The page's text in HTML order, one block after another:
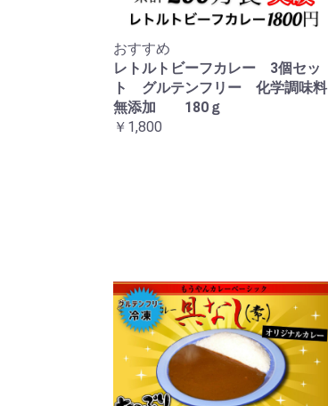
おすすめ
レトルトビーフカレー 3個セッ
ト グルテンフリー 化学調味料
無添加 180ｇ
￥1,800